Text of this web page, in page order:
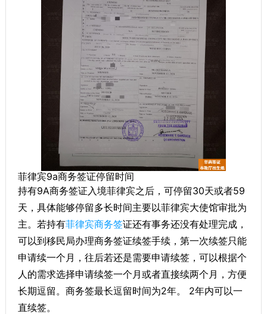
菲律宾9a商务签证停留时间
持有9A商务签证入境菲律宾之后，可停留30天或者59
天，具体能够停留多长时间主要以菲律宾大使馆审批为
主。若持有菲律宾商务签证还有事务还没有处理完成，
可以到移民局办理商务签证续签手续，第一次续签只能
申请续一个月，往后若还是需要申请续签，可以根据个
人的需求选择申请续签一个月或者直接续两个月，方便
长期逗留。商务签最长逗留时间为2年。 2年内可以一
直续签。